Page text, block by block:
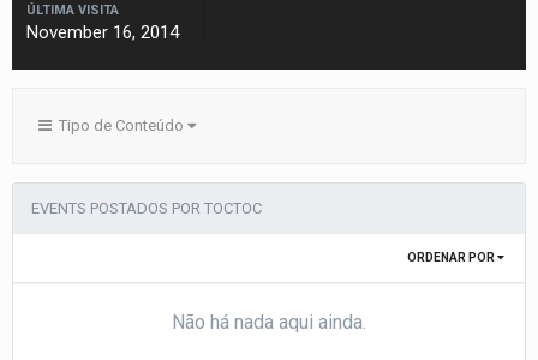
ÚLTIMA VISITA
November 16, 2014
Tipo de Conteúdo
EVENTS POSTADOS POR TOCTOC
ORDENAR POR
Não há nada aqui ainda.